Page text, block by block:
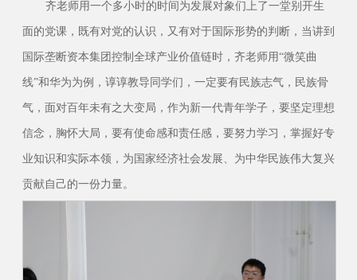
齐老师用一个多小时的时间为发展对象们上了一堂别开生
面的党课，既有对党的认识，又有对于国际形势的判断，当讲到
国际垄断资本集团控制全球产业价值链时，齐老师用“微笑曲
线”和华为为例，谆谆教导同学们，一定要有民族志气，民族骨
气，面对百年未有之大变局，作为新一代青年学子，要坚定理想
信念，胸怀大局，要有使命感和责任感，要努力学习，掌握好专
业知识和实际本领，为国家经济社会发展、为中华民族伟大复兴
贡献自己的一份力量。